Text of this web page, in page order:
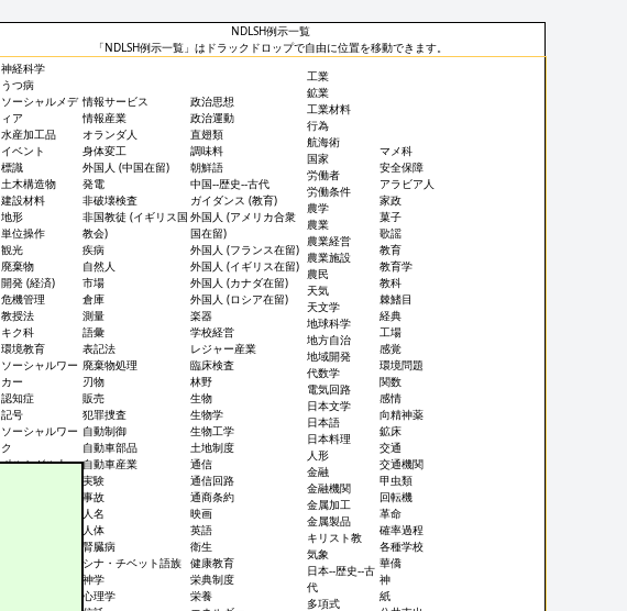
NDLSH例示一覧
「NDLSH例示一覧」はドラックドロップで自由に位置を移動できます。
神経科学
うつ病
ソーシャルメデ
ィア
水産加工品
イベント
標識
土木構造物
建設材料
地形
単位操作
観光
廃棄物
開発 (経済)
危機管理
教授法
キク科
環境教育
ソーシャルワー
カー
認知症
記号
ソーシャルワー
ク
ポルトガル人
情報サービス
情報産業
オランダ人
身体変工
外国人 (中国在留)
発電
非破壊検査
非国教徒 (イギリス国
教会)
疾病
自然人
市場
倉庫
測量
語彙
表記法
廃棄物処理
刃物
販売
犯罪捜査
自動制御
自動車部品
自動車産業
実験
事故
人名
人体
腎臓病
シナ・チベット語族
神学
心理学
政治思想
政治運動
直翅類
調味料
朝鮮語
中国--歴史--古代
ガイダンス (教育)
外国人 (アメリカ合衆
国在留)
外国人 (フランス在留)
外国人 (イギリス在留)
外国人 (カナダ在留)
外国人 (ロシア在留)
楽器
学校経営
レジャー産業
臨床検査
林野
生物
生物学
生物工学
土地制度
通信
通信回路
通商条約
映画
英語
衛生
健康教育
栄典制度
栄養
工業
鉱業
工業材料
行為
航海術
国家
労働者
労働条件
農学
農業
農業経営
農業施設
農民
天気
天文学
地球科学
地方自治
地域開発
代数学
電気回路
日本文学
日本語
日本料理
人形
金融
金融機関
金属加工
金属製品
キリスト教
気象
日本--歴史--古
代
多項式
マメ科
安全保障
アラビア人
家政
菓子
歌謡
教育
教育学
教科
棘鰭目
経典
工場
感覚
環境問題
関数
感情
向精神薬
鉱床
交通
交通機関
甲虫類
回転機
革命
確率過程
各種学校
華僑
神
紙